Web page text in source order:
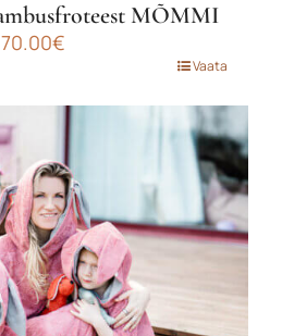
MÕMMI
70.00€
Vaata
ja saa esimeselt
soodustust!